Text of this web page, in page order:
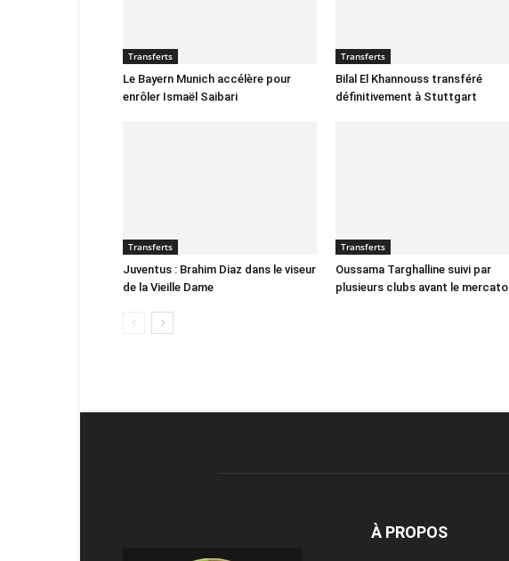
Transferts
Le Bayern Munich accélère pour
enrôler Ismaël Saibari
Transferts
Bilal El Khannouss transféré
définitivement à Stuttgart
Transferts
Juventus : Brahim Diaz dans le viseur
de la Vieille Dame
Transferts
Oussama Targhalline suivi par
plusieurs clubs avant le mercato
À PROPOS